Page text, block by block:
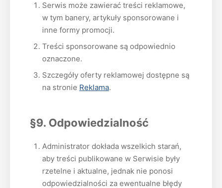
Serwis może zawierać treści reklamowe,
w tym banery, artykuły sponsorowane i
inne formy promocji.
Treści sponsorowane są odpowiednio
oznaczone.
Szczegóły oferty reklamowej dostępne są
na stronie Reklama.
§9. Odpowiedzialność
Administrator dokłada wszelkich starań,
aby treści publikowane w Serwisie były
rzetelne i aktualne, jednak nie ponosi
odpowiedzialności za ewentualne błędy